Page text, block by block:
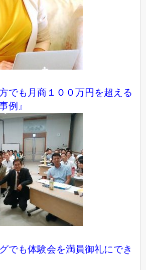
でも月商１００万円を超える
例』
でも体験会を満員御礼にでき